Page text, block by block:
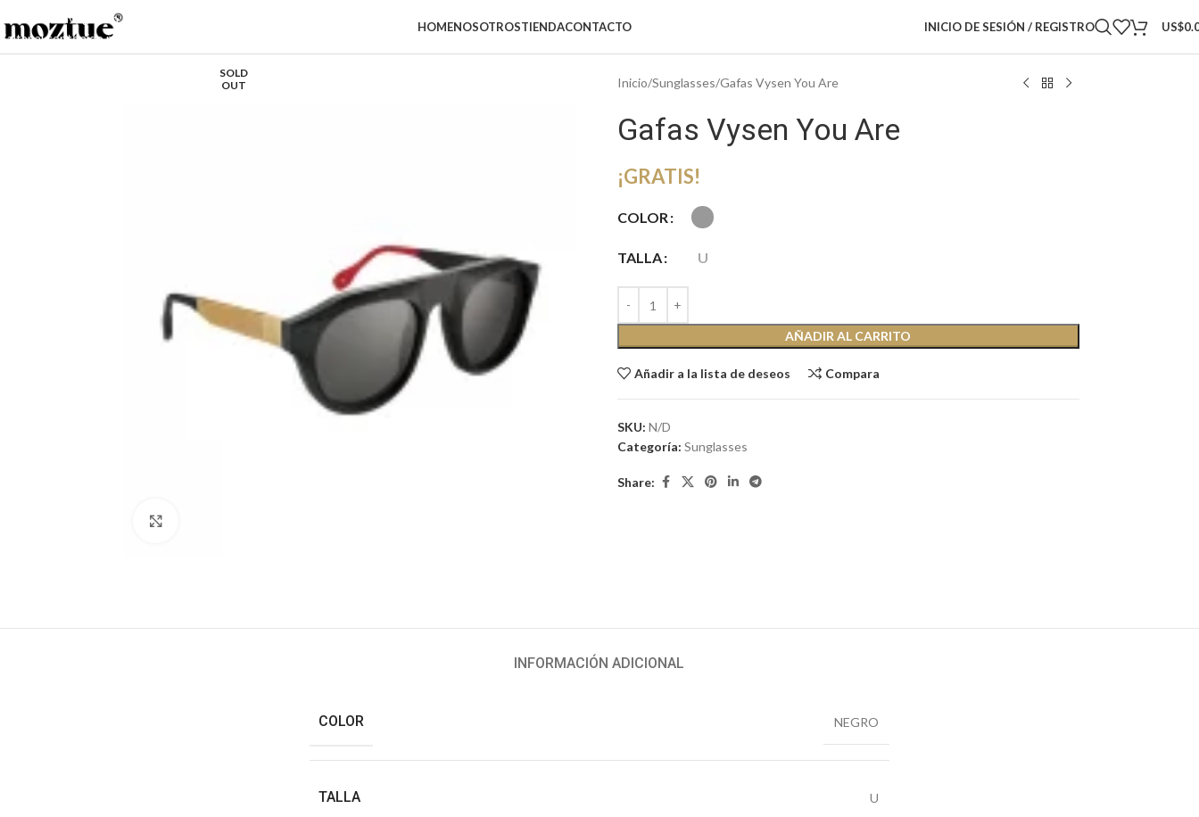
Saltar a la navegación
Saltar al contenido principal
HOMENOSOTROSTIENDACONTACTO INICIO DE SESIÓN / REGISTRO US$
SOLD
OUT
Inicio Sunglasses Gafas Vysen You Are
Gafas Vysen You Are
¡GRATIS!
COLOR
TALLA U
AÑADIR AL CARRITO
Añadir a la lista de deseos Compara
SKU: N/D
Categoría: Sunglasses
Share:
INFORMACIÓN ADICIONAL
COLOR NEGRO
TALLA U